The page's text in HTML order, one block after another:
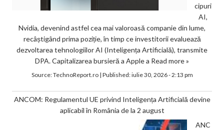
cipuri
AI,
Nvidia, devenind astfel cea mai valoroasă companie din lume,
recâștigând prima poziție, în timp ce investitorii evaluează
dezvoltarea tehnologiilor AI (Inteligența Artificială), transmite
DPA. Capitalizarea bursieră a Apple a Read more »
Source:TechnoReport.ro| Published:iulie 30, 2026 - 2:13 pm
ANCOM: Regulamentul UE privind Inteligența Artificială devine
aplicabil în România de la 2 august
ANC